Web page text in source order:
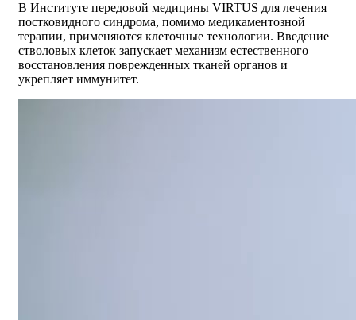
В Институте передовой медицины VIRTUS для лечения
постковидного синдрома, помимо медикаментозной
терапии, применяются клеточные технологии. Введение
стволовых клеток запускает механизм естественного
восстановления поврежденных тканей органов и
укрепляет иммунитет.